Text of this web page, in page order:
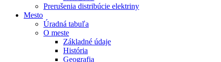
Prerušenia distribúcie elektriny
Mesto
Úradná tabuľa
O meste
Základné údaje
História
Geografia